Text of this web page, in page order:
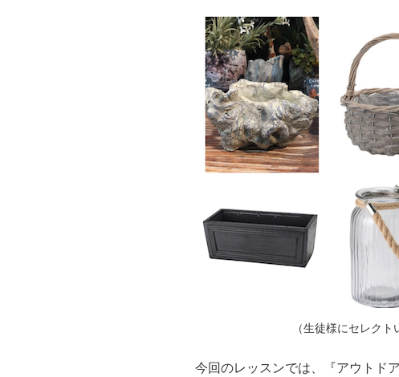
（生徒様にセレクト
今回のレッスンでは、『アウトド